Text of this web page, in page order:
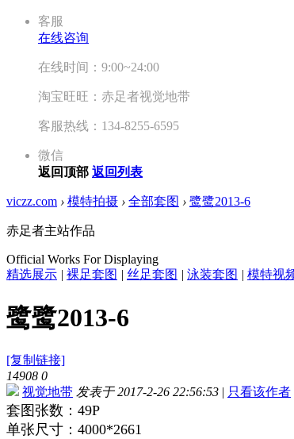
客服
在线咨询
在线时间：9:00~24:00
淘宝旺旺：赤足者视觉地带
客服热线：134-8255-6595
微信
返回顶部 返回列表
viczz.com › 模特拍摄 › 全部套图 › 鹭鹭2013-6
赤足者主站作品
Official Works For Displaying
精选展示 | 裸足套图 | 丝足套图 | 泳装套图 | 模特视
鹭鹭2013-6
[复制链接]
14908 0
视觉地带 发表于 2017-2-26 22:56:53 | 只看该作者
套图张数：49P
单张尺寸：4000*2661